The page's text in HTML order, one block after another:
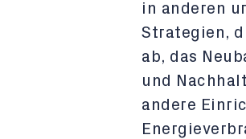
in anderen
Strategien,
ab, das
und
andere